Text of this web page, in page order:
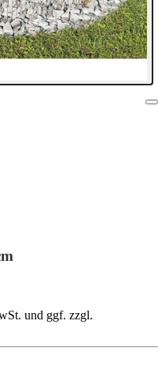
und ggf. zzgl.